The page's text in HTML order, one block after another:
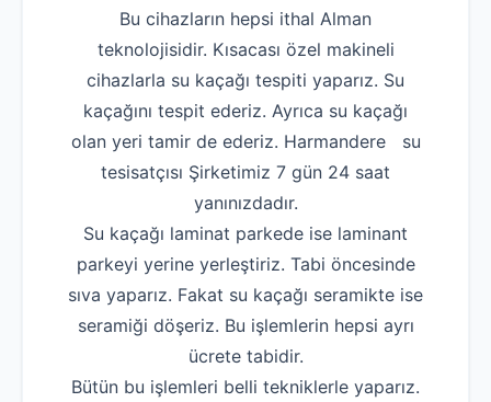
Bu cihazların hepsi ithal Alman
teknolojisidir. Kısacası özel makineli
cihazlarla su kaçağı tespiti yaparız. Su
kaçağını tespit ederiz. Ayrıca su kaçağı
olan yeri tamir de ederiz. Harmandere su
tesisatçısı Şirketimiz 7 gün 24 saat
yanınızdadır.
Su kaçağı laminat parkede ise laminant
parkeyi yerine yerleştiriz. Tabi öncesinde
sıva yaparız. Fakat su kaçağı seramikte ise
seramiği döşeriz. Bu işlemlerin hepsi ayrı
ücrete tabidir.
Bütün bu işlemleri belli tekniklerle yaparız.